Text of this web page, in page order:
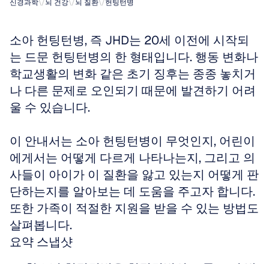
신경과학\/뇌 건강\/뇌 질환\/헌팅턴병
소아 헌팅턴병, 즉 JHD는 20세 이전에 시작되
는 드문 헌팅턴병의 한 형태입니다. 행동 변화나
학교생활의 변화 같은 초기 징후는 종종 놓치거
나 다른 문제로 오인되기 때문에 발견하기 어려
울 수 있습니다.
이 안내서는 소아 헌팅턴병이 무엇인지, 어린이
에게서는 어떻게 다르게 나타나는지, 그리고 의
사들이 아이가 이 질환을 앓고 있는지 어떻게 판
단하는지를 알아보는 데 도움을 주고자 합니다.
또한 가족이 적절한 지원을 받을 수 있는 방법도
살펴봅니다.
요약 스냅샷